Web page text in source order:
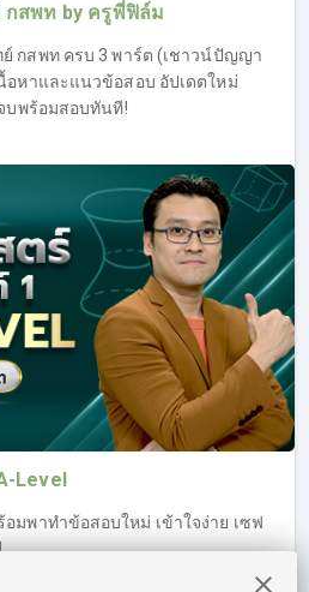
กสพท by ครูพี่ฟิล์ม
กสพท ครบ 3 พาร์ต (เชาวน์ปัญญา
อหาและแนวข้อสอบ อัปเดตใหม่
บพร้อมสอบทันที!
Level
มพาทำข้อสอบใหม่ เข้าใจง่าย เซฟ